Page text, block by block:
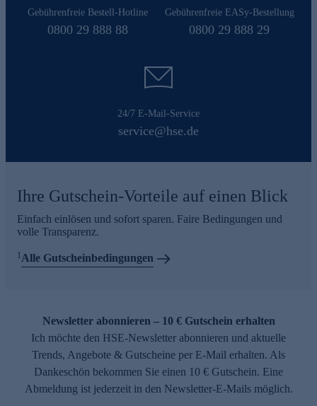
Gebührenfreie Bestell-Hotline
0800 29 888 88
Gebührenfreie EASy-Bestellung
0800 29 888 29
24/7 E-Mail-Service
service@hse.de
Ihre Gutschein-Vorteile auf einen Blick
Einfach einlösen und sofort sparen. Faire Bedingungen und
volle Transparenz.
1Alle Gutscheinbedingungen
Newsletter abonnieren – 10 € Gutschein erhalten
Ich möchte den HSE-Newsletter abonnieren und aktuelle
Trends, Angebote & Gutscheine per E-Mail erhalten. Als
Dankeschön bekommen Sie einen 10 € Gutschein. Eine
Abmeldung ist jederzeit in den Newsletter-E-Mails möglich.